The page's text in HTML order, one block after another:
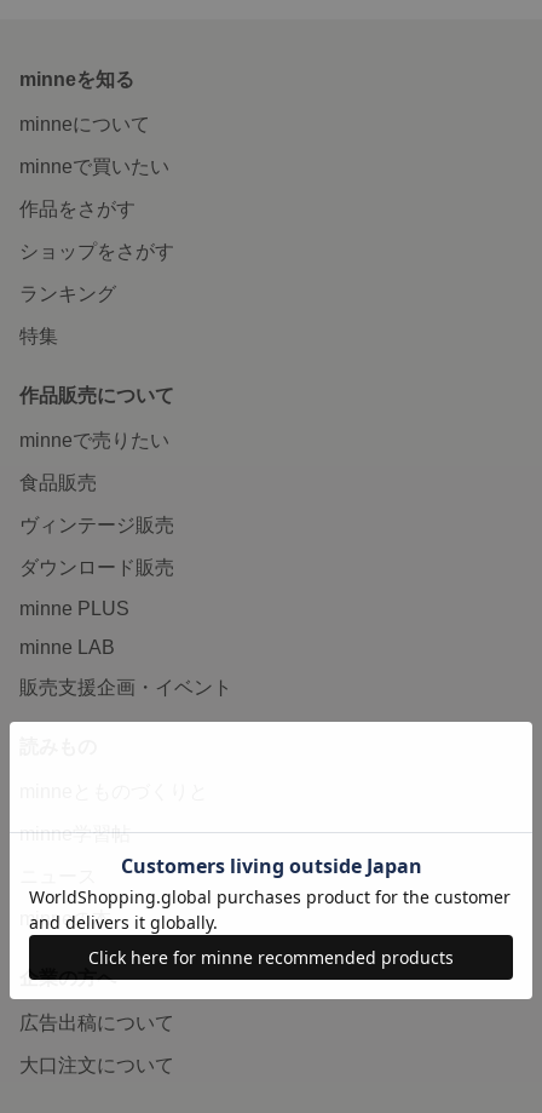
minneを知る
minneについて
minneで買いたい
作品をさがす
ショップをさがす
ランキング
特集
作品販売について
minneで売りたい
食品販売
ヴィンテージ販売
ダウンロード販売
minne PLUS
minne LAB
販売支援企画・イベント
minne学習帖
minneの本
企業の方へ
広告出稿について
大口注文について